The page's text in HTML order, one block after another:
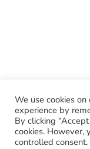
We use cookies
experience by
By clicking
cookies. However,
controlled consent.